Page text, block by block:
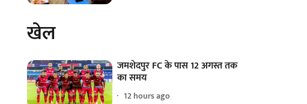
खेल
जमशेदपुर FC के पास 12 अगस्त तक
का समय
12 hours ago